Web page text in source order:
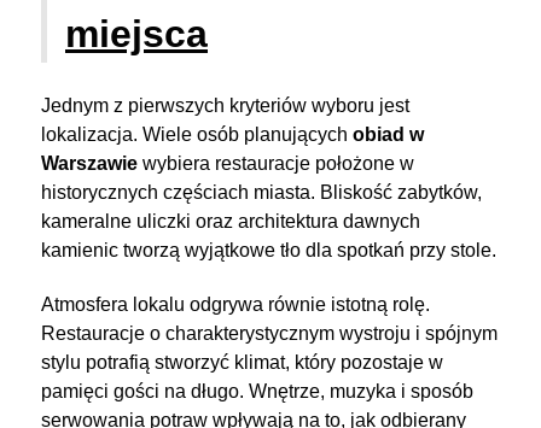
miejsca
Jednym z pierwszych kryteriów wyboru jest
lokalizacja. Wiele osób planujących obiad w
Warszawie wybiera restauracje położone w
historycznych częściach miasta. Bliskość zabytków,
kameralne uliczki oraz architektura dawnych
kamienic tworzą wyjątkowe tło dla spotkań przy stole.
Atmosfera lokalu odgrywa równie istotną rolę.
Restauracje o charakterystycznym wystroju i spójnym
stylu potrafią stworzyć klimat, który pozostaje w
pamięci gości na długo. Wnętrze, muzyka i sposób
serwowania potraw wpływają na to, jak odbierany